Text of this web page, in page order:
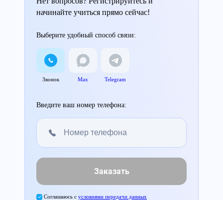
начинайте учиться прямо сейчас!
Выберите удобный способ связи:
Звонок Max Telegram
Введите ваш номер телефона:
Заказать
Соглашаюсь с условиями передачи данных